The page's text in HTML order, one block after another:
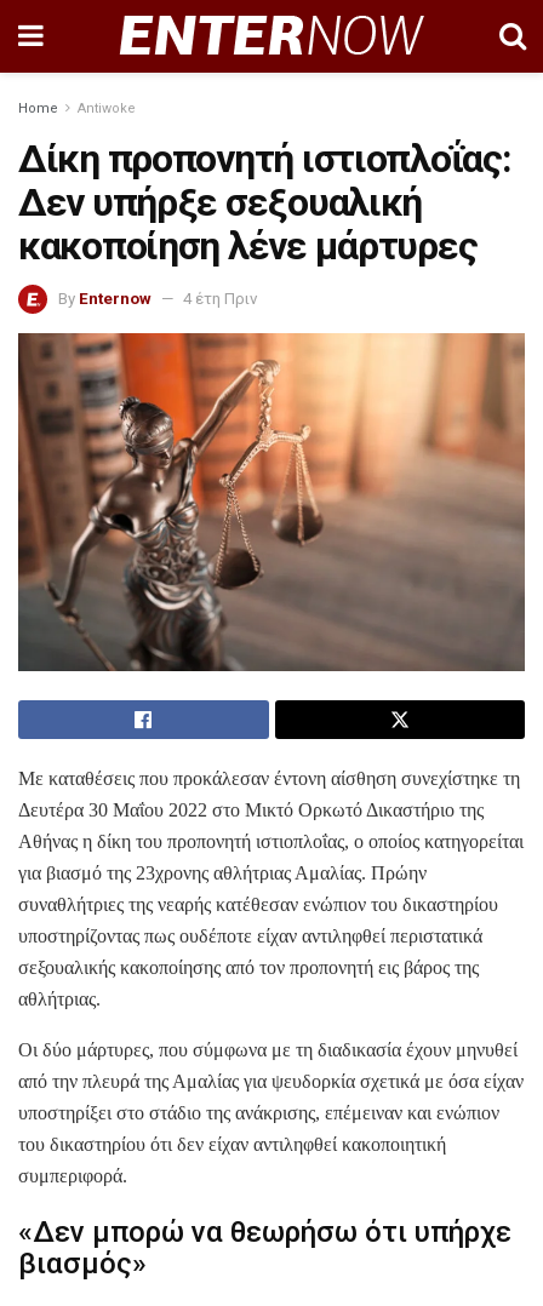
Home Antiwoke
Δίκη προπονητή ιστιοπλοΐας:
Δεν υπήρξε σεξουαλική
κακοποίηση λένε μάρτυρες
By Enternow 4 έτη Πριν
Με καταθέσεις που προκάλεσαν έντονη αίσθηση συνεχίστηκε τη
Δευτέρα 30 Μαΐου 2022 στο Μικτό Ορκωτό Δικαστήριο της
Αθήνας η δίκη του προπονητή ιστιοπλοΐας, ο οποίος κατηγορείται
για βιασμό της 23χρονης αθλήτριας Αμαλίας. Πρώην
συναθλήτριες της νεαρής κατέθεσαν ενώπιον του δικαστηρίου
υποστηρίζοντας πως ουδέποτε είχαν αντιληφθεί περιστατικά
σεξουαλικής κακοποίησης από τον προπονητή εις βάρος της
αθλήτριας.
Οι δύο μάρτυρες, που σύμφωνα με τη διαδικασία έχουν μηνυθεί
από την πλευρά της Αμαλίας για ψευδορκία σχετικά με όσα είχαν
υποστηρίξει στο στάδιο της ανάκρισης, επέμειναν και ενώπιον
του δικαστηρίου ότι δεν είχαν αντιληφθεί κακοποιητική
συμπεριφορά.
«Δεν μπορώ να θεωρήσω ότι υπήρχε
βιασμός»